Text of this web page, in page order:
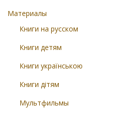
Материалы
Книги на русском
Книги детям
Книги українською
Книги дітям
Мультфильмы